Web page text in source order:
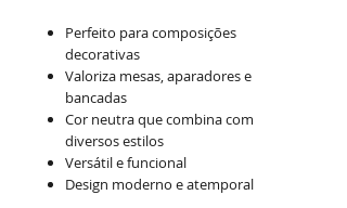
Perfeito para composições
decorativas
Valoriza mesas, aparadores e
bancadas
Cor neutra que combina com
diversos estilos
Versátil e funcional
Design moderno e atemporal